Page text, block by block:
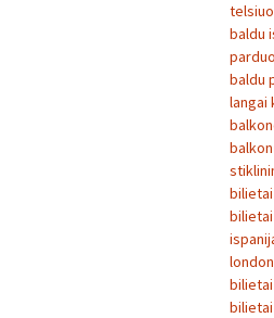
baldu
baldu
langai